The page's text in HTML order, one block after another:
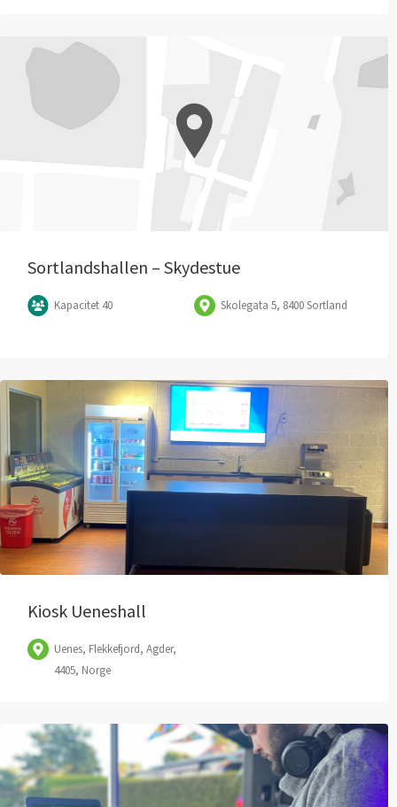
Sortlandshallen – Skydestue
Kapacitet 40 Skolegata 5, 8400 Sortland
Kiosk Ueneshall
Uenes, Flekkefjord, Agder,
4405, Norge